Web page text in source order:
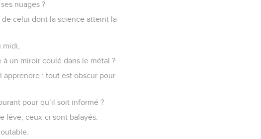
nuages ?
de celui dont la science atteint la
un miroir coulé dans le métal ?
apprendre : tout est obscur pour
pour qu’il soit informé ?
lève, ceux-ci sont balayés.